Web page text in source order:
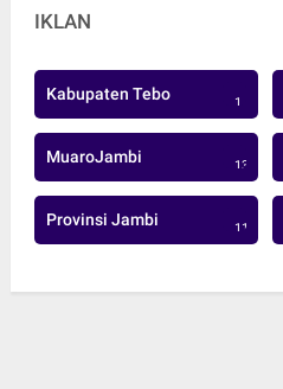
IKLAN
Kabupaten Tebo 1
MuaroJambi 137
Provinsi Jambi 113